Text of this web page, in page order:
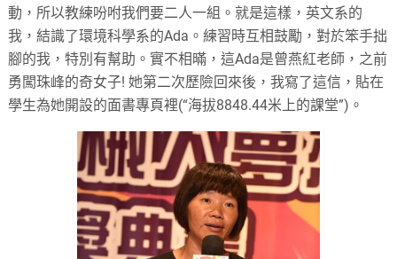
動，所以教練吩咐我們要二人一組。就是這樣，英文系的
我，結識了環境科學系的Ada。練習時互相鼓勵，對於笨手拙
腳的我，特別有幫助。實不相暪，這Ada是曾燕紅老師，之前
勇闖珠峰的奇女子! 她第二次歷險回來後，我寫了這信，貼在
學生為她開設的面書專頁裡(“海拔8848.44米上的課堂”)。